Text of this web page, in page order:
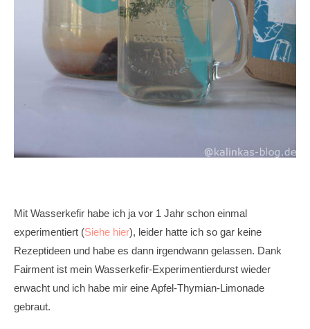
Mit Wasserkefir habe ich ja vor 1 Jahr schon einmal
experimentiert (Siehe hier), leider hatte ich so gar keine
Rezeptideen und habe es dann irgendwann gelassen. Dank
Fairment ist mein Wasserkefir-Experimentierdurst wieder
erwacht und ich habe mir eine Apfel-Thymian-Limonade
gebraut.